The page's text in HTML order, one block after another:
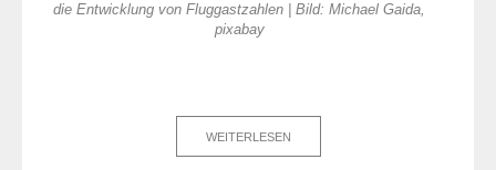
die Entwicklung von Fluggastzahlen | Bild: Michael Gaida,
pixabay
WEITERLESEN